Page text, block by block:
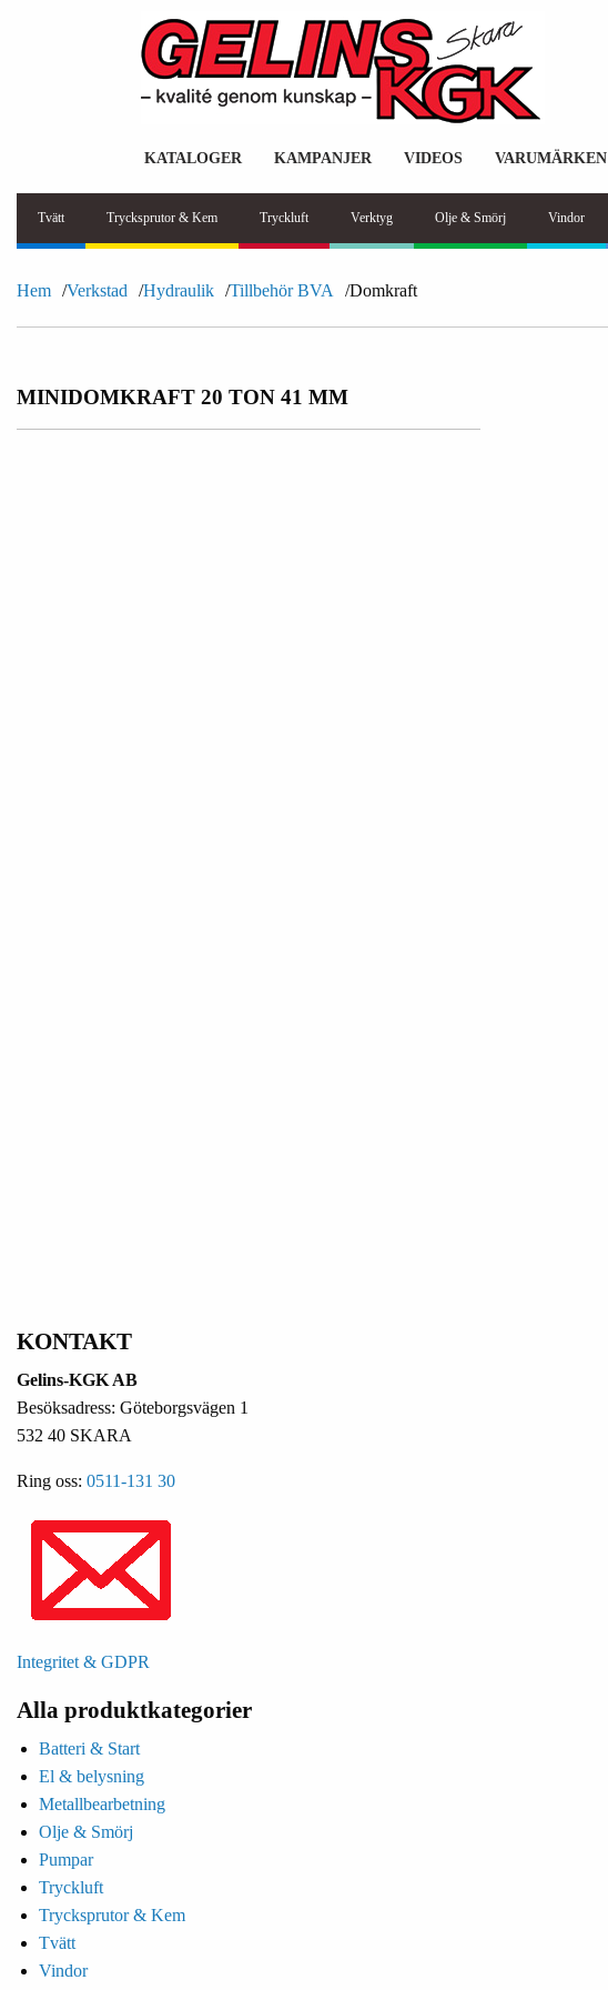
KATALOGER KAMPANJER VIDEOS VARUMÄRKEN
Tvätt Trycksprutor & Kem Tryckluft Verktyg Olje & Smörj Vindor
Hem Verkstad Hydraulik Tillbehör BVA Domkraft
MINIDOMKRAFT 20 TON 41 MM
KONTAKT
Gelins-KGK AB
Besöksadress: Göteborgsvägen 1
532 40 SKARA
Ring oss: 0511-131 30
Integritet & GDPR
Alla produktkategorier
Batteri & Start
El & belysning
Metallbearbetning
Olje & Smörj
Pumpar
Tryckluft
Trycksprutor & Kem
Tvätt
Vindor